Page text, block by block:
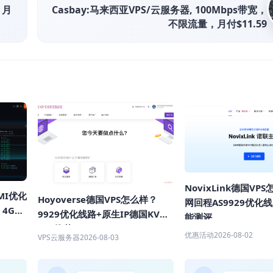
Casbay:马来西亚VPS/云服务器, 100Mbps带宽，
不限流量，月付$11.59
优化
Hoyoverse德国VPS怎么样？
9929优化线路+原生IP德国KVM
VPS推荐
VPS云服务器2026-08-03
NovixLink德国VPS
网回程AS9929优化
能测评
优惠活动2026-08-02